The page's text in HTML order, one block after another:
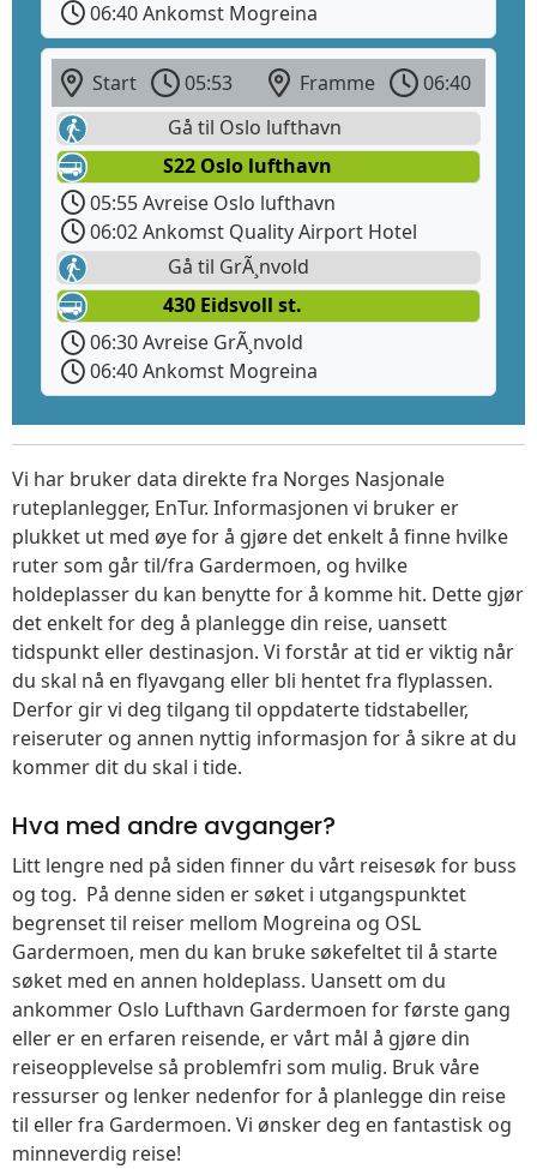
06:40 Ankomst Mogreina
Start 05:53 Framme
06:40
Gå til Oslo lufthavn
S22 Oslo lufthavn
05:55 Avreise Oslo lufthavn
06:02 Ankomst Quality Airport Hotel
Gå til GrÃ¸nvold
430 Eidsvoll st.
06:30 Avreise GrÃ¸nvold
06:40 Ankomst Mogreina
Vi har bruker data direkte fra Norges Nasjonale
ruteplanlegger, EnTur. Informasjonen vi bruker er
plukket ut med øye for å gjøre det enkelt å finne hvilke
ruter som går til/fra Gardermoen, og hvilke
holdeplasser du kan benytte for å komme hit. Dette gjør
det enkelt for deg å planlegge din reise, uansett
tidspunkt eller destinasjon. Vi forstår at tid er viktig når
du skal nå en flyavgang eller bli hentet fra flyplassen.
Derfor gir vi deg tilgang til oppdaterte tidstabeller,
reiseruter og annen nyttig informasjon for å sikre at du
kommer dit du skal i tide.
Hva med andre avganger?
Litt lengre ned på siden finner du vårt reisesøk for buss
og tog. På denne siden er søket i utgangspunktet
begrenset til reiser mellom Mogreina og OSL
Gardermoen, men du kan bruke søkefeltet til å starte
søket med en annen holdeplass. Uansett om du
ankommer Oslo Lufthavn Gardermoen for første gang
eller er en erfaren reisende, er vårt mål å gjøre din
reiseopplevelse så problemfri som mulig. Bruk våre
ressurser og lenker nedenfor for å planlegge din reise
til eller fra Gardermoen. Vi ønsker deg en fantastisk og
minneverdig reise!